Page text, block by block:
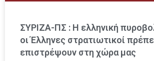
ΣΥΡΙΖΑ-ΠΣ : Η ελληνική
οι Έλληνες στρατιωτικοί
επιστρέψουν στη χώρα μας